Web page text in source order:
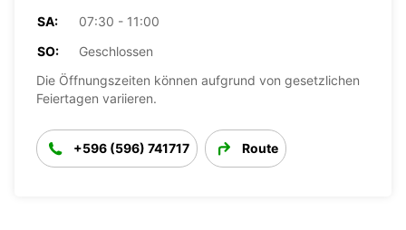
SA:
07:30 - 11:00
SO:
Geschlossen
Die Öffnungszeiten können aufgrund von gesetzlichen
Feiertagen variieren.
+596 (596) 741717 Route